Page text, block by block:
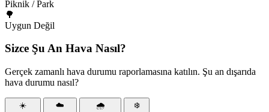
Piknik / Park
🌳
Uygun Değil
Sizce Şu An Hava Nasıl?
Gerçek zamanlı hava durumu raporlamasına katılın. Şu an dışarıda
hava durumu nasıl?
☀️
☁️
🌧️
❄️